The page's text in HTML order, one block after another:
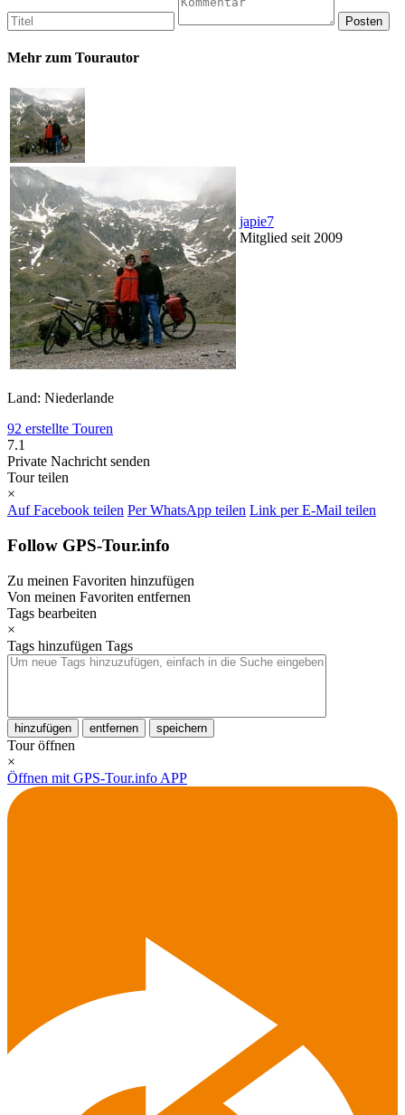
Mehr zum Tourautor
japie7
Mitglied seit 2009
Land: Niederlande
92 erstellte Touren
7.1
Private Nachricht senden
Tour teilen
×
Auf Facebook teilen Per WhatsApp teilen Link per E-Mail teilen
Follow GPS-Tour.info
Zu meinen Favoriten hinzufügen
Von meinen Favoriten entfernen
Tags bearbeiten
×
Tags hinzufügen Tags
hinzufügen entfernen speichern
Tour öffnen
×
Öffnen mit GPS-Tour.info APP